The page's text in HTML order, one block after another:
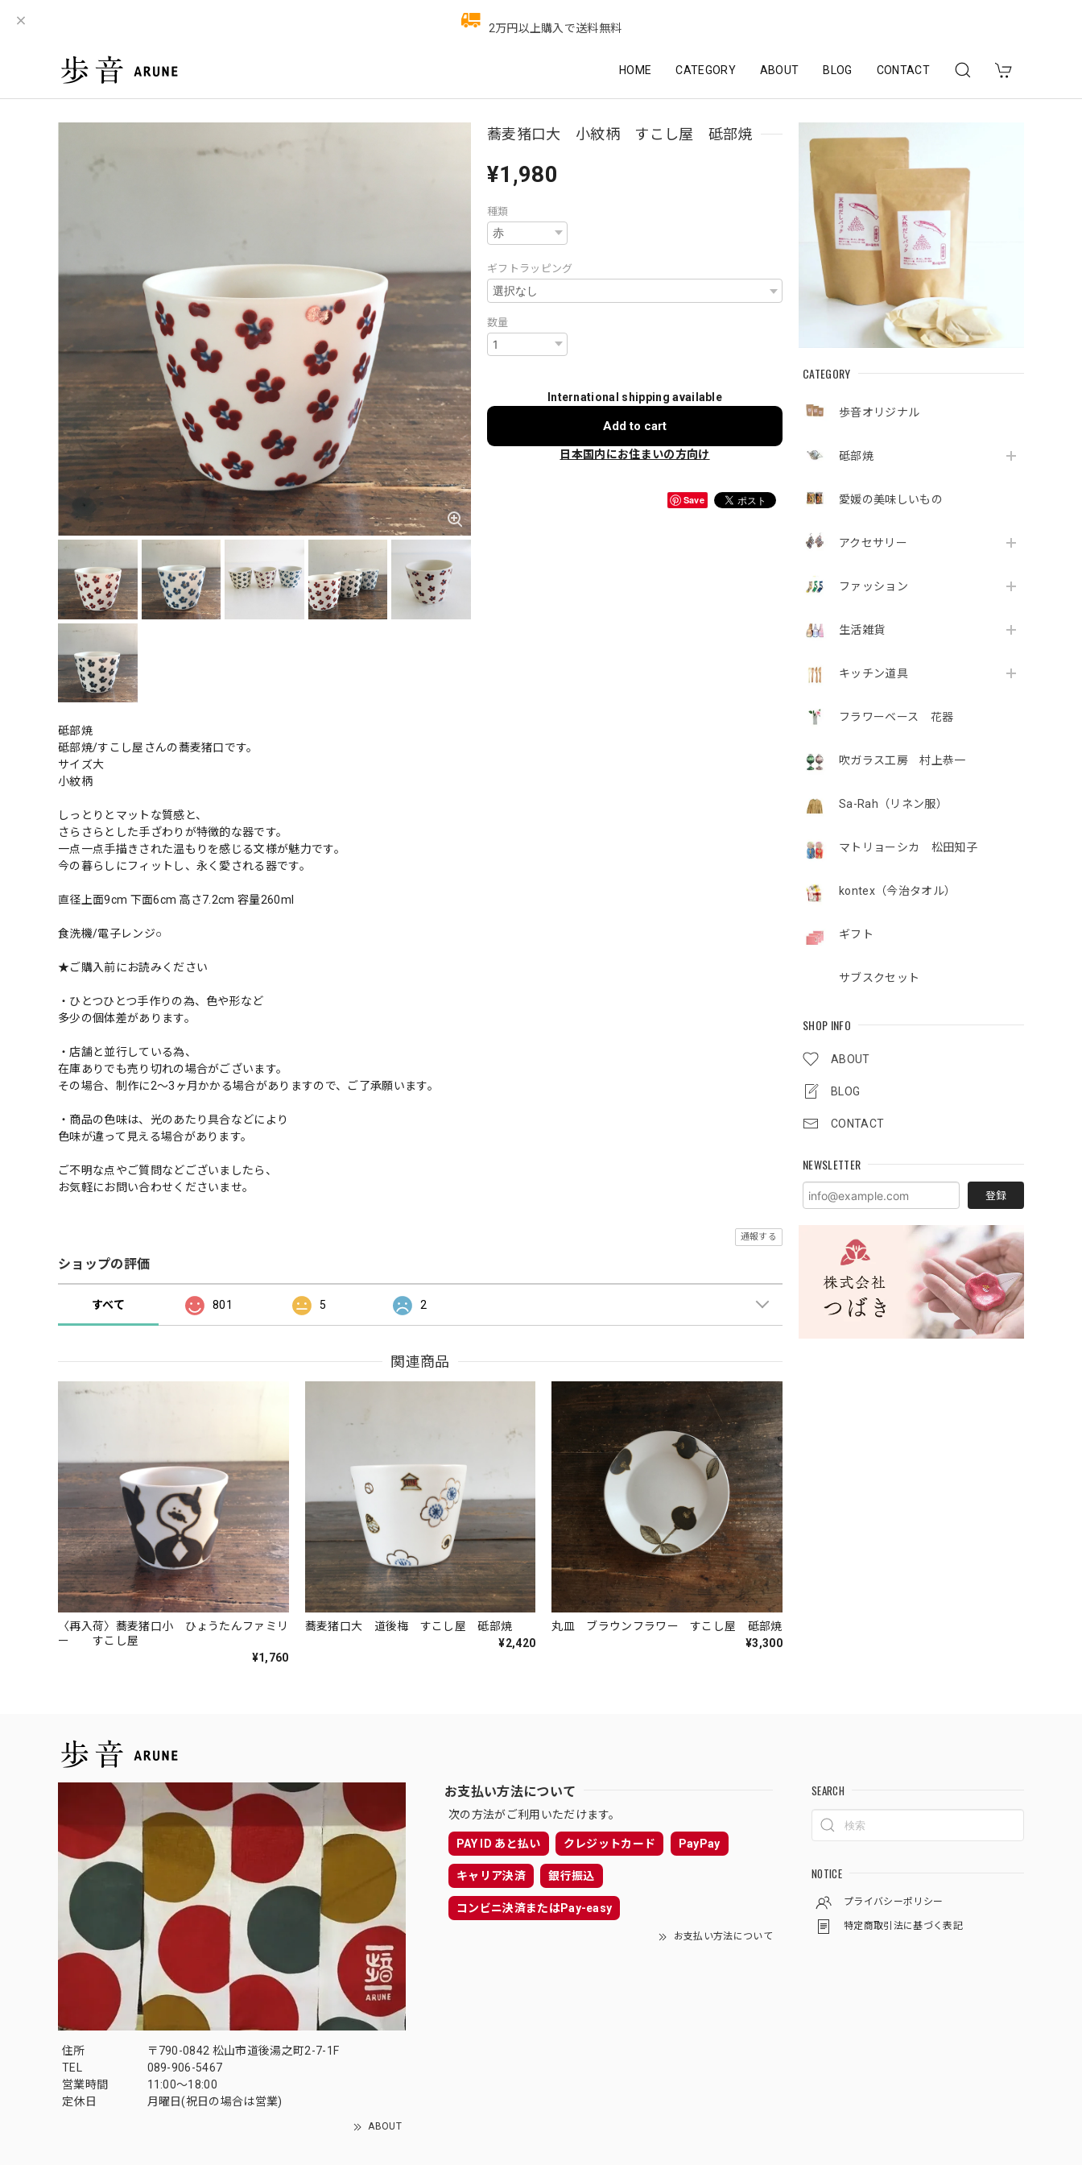
2万円以上購入で送料無料
HOME CATEGORY ABOUT BLOG CONTACT
CATEGORY
歩音オリジナル
砥部焼
愛媛の美味しいもの
アクセサリー
ファッション
生活雑貨
キッチン道具
フラワーベース 花器
吹ガラス工房 村上恭一
Sa-Rah（リネン服）
マトリョーシカ 松田知子
kontex（今治タオル）
ギフト
サブスクセット
SHOP INFO
ABOUT
BLOG
CONTACT
NEWSLETTER
登録
蕎麦猪口大 小紋柄 すこし屋 砥部焼
¥1,980
種類
ギフトラッピング
数量
International shipping available
Add to cart
日本国内にお住まいの方向け
Save
砥部焼
砥部焼/すこし屋さんの蕎麦猪口です。
サイズ大
小紋柄
しっとりとマットな質感と、
さらさらとした手ざわりが特徴的な器です。
一点一点手描きされた温もりを感じる文様が魅力です。
今の暮らしにフィットし、永く愛される器です。
直径上面9cm 下面6cm 高さ7.2cm 容量260ml
食洗機/電子レンジ○
★ご購入前にお読みください
・ひとつひとつ手作りの為、色や形など
多少の個体差があります。
・店舗と並行している為、
在庫ありでも売り切れの場合がございます。
その場合、制作に2〜3ヶ月かかる場合がありますので、ご了承願います。
・商品の色味は、光のあたり具合などにより
色味が違って見える場合があります。
ご不明な点やご質問などございましたら、
お気軽にお問い合わせくださいませ。
通報する
ショップの評価
すべて 801 5 2
関連商品
〈再入荷〉蕎麦猪口小 ひょうたんファミリ
ー すこし屋
¥1,760
蕎麦猪口大 道後梅 すこし屋 砥部焼
¥2,420
丸皿 ブラウンフラワー すこし屋 砥部焼
¥3,300
住所
〒790-0842 松山市道後湯之町2-7-1F
TEL
089-906-5467
営業時間
11:00〜18:00
定休日
月曜日(祝日の場合は営業)
ABOUT
お支払い方法について
次の方法がご利用いただけます。
PAY ID あと払い クレジットカード PayPay
キャリア決済 銀行振込
コンビニ決済またはPay-easy
お支払い方法について
SEARCH
NOTICE
プライバシーポリシー
特定商取引法に基づく表記